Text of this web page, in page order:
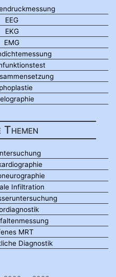
EEG
EKG
EMG
Infiltration
MRT
Diagnostik